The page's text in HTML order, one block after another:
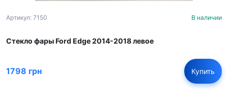
Артикул: 7150 В наличии
Стекло фары Ford Edge 2014-2018 левое
1798 грн Купить